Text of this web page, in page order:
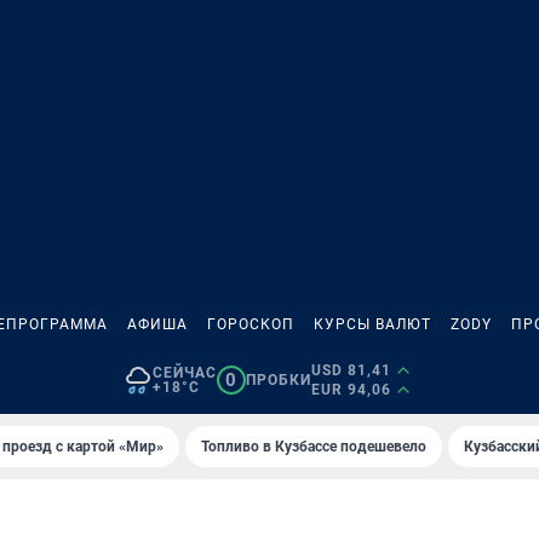
АФИША ГОРОСКОП КУРСЫ ВАЛЮТ ZODY
СЕЙЧАС
+18°C
0 ПРОБКИ
USD 81,41
EUR 94,06
с картой «Мир» Топливо в Кузбассе подешевело